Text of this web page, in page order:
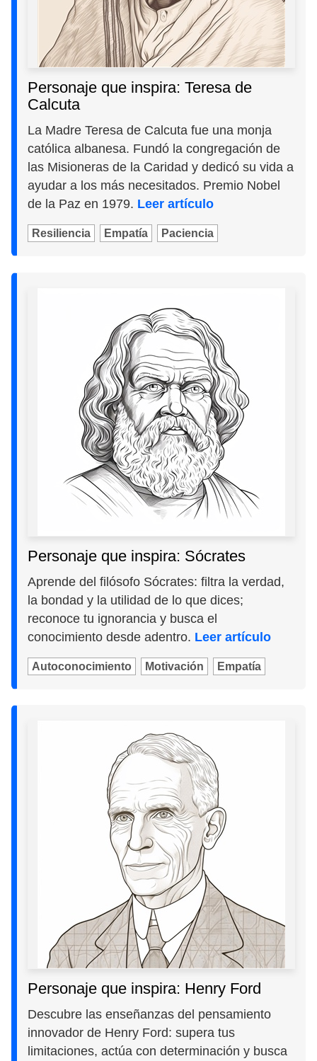
Personaje que inspira: Teresa de
Calcuta
La Madre Teresa de Calcuta fue una monja
católica albanesa. Fundó la congregación de
las Misioneras de la Caridad y dedicó su vida a
ayudar a los más necesitados. Premio Nobel
de la Paz en 1979. Leer artículo
Resiliencia Empatía Paciencia
Personaje que inspira: Sócrates
Aprende del filósofo Sócrates: filtra la verdad,
la bondad y la utilidad de lo que dices;
reconoce tu ignorancia y busca el
conocimiento desde adentro. Leer artículo
Autoconocimiento Motivación Empatía
Personaje que inspira: Henry Ford
Descubre las enseñanzas del pensamiento
innovador de Henry Ford: supera tus
limitaciones, actúa con determinación y busca